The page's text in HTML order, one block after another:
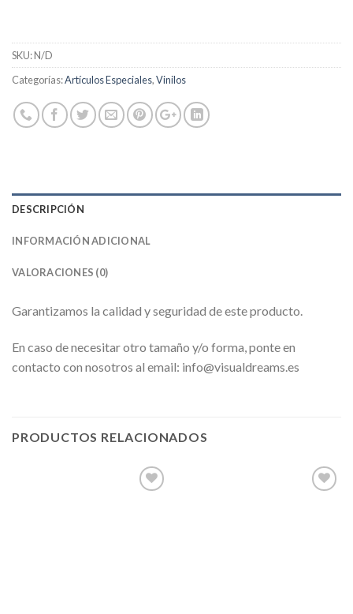
SKU:N/D
Categorías:Artículos Especiales,Vinilos
DESCRIPCIÓN
INFORMACIÓN ADICIONAL
VALORACIONES (0)
Garantizamos la calidad y seguridad de este producto.
En caso de necesitar otro tamaño y/o forma, ponte en
contacto con nosotros al email: info@visualdreams.es
PRODUCTOS RELACIONADOS